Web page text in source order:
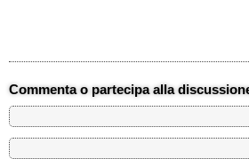
Commenta o partecipa alla